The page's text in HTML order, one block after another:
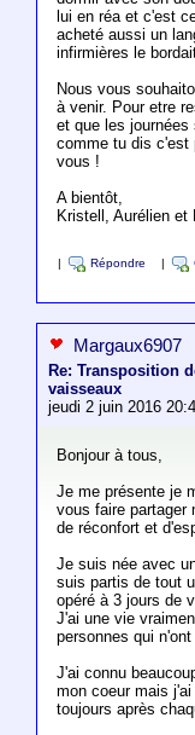
lui en réa et c'est
acheté aussi un
infirmières le
Nous vous
à venir. Pour etre
et que les
comme tu dis c'est
vous !
A bientôt,
Kristell, Aurélien et
Répondre
Margaux6907
Re: Transposition
vaisseaux
jeudi 2 juin 2016
Bonjour à tous,
Je me présente je
vous faire partager
de réconfort et
Je suis née avec
suis partis de tout
opéré à 3 jours de
J'ai une vie
personnes qui
J'ai connu
mon coeur mais
toujours après